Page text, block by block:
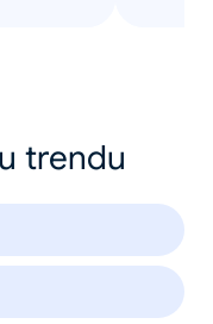
trendu